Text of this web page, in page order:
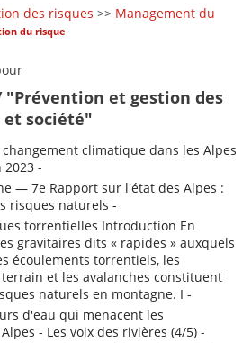
des risques >> Management du
du risque
et gestion des
et société"
climatique dans les Alpes
-
— 7e Rapport sur l'état des Alpes :
risques naturels -
torrentielles Introduction En
gravitaires dits « rapides » auxquels
écoulements torrentiels, les
et les avalanches constituent
naturels en montagne. I -
d'eau qui menacent les
- Les voix des rivières (4/5) -